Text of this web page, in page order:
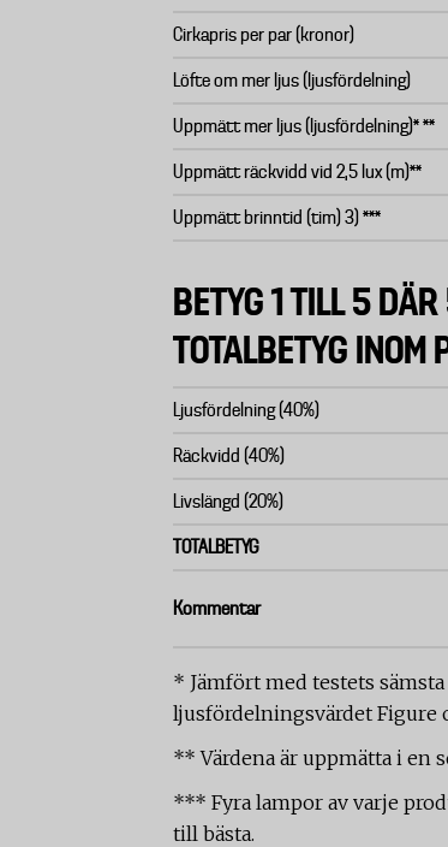
Cirkapris per par (kronor)
Löfte om mer ljus (ljusfördelning)
Uppmätt mer ljus (ljusfördelning)* **
Uppmätt räckvidd vid 2,5 lux (m)**
Uppmätt brinntid (tim) 3) ***
BETYG 1 TILL 5
TOTALBETYG INOM
Ljusfördelning (40%)
Räckvidd (40%)
Livslängd (20%)
TOTALBETYG
Kommentar
* Jämfört med testets
ljusfördelningsvärdet Figure
** Värdena är uppmätta i en
*** Fyra lampor av varje
till bästa.